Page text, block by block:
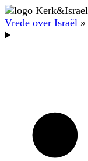
Vrede over Israël »